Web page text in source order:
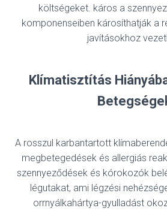
költségeket. káros a
komponenseiben károsíthatják a
javításokhoz
Klímatisztítás
A rosszul karbantartott
megbetegedések és allergiás
szennyeződések és kórokozók
légutakat, ami légzési
orrnyálkahártya-gyulladást